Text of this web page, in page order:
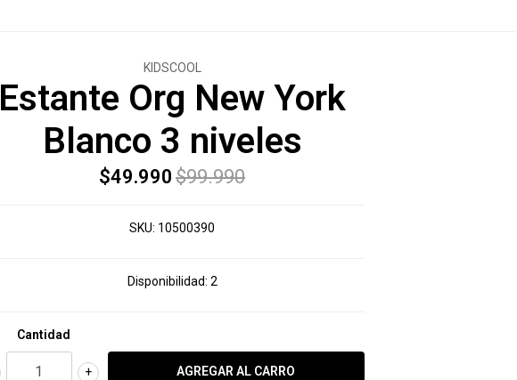
KIDSCOOL
Estante Org New York
Blanco 3 niveles
$49.990 $99.990
SKU: 10500390
Disponibilidad: 2
Cantidad
+